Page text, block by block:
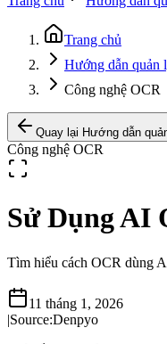
Trang chủ
Hướng dẫn quản
Công nghệ OCR
Quay lại Hướng dẫn
Công nghệ OCR
Sử Dụng AI
Tìm hiểu cách OCR dùng
11 tháng 1, 2026
|Source:Denpyo